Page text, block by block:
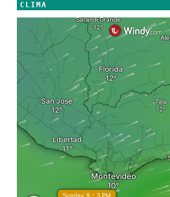
CLIMA